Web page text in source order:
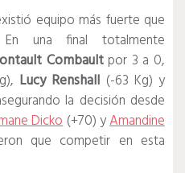
equipo más fuerte que
En una final totalmente
Combaultpor 3 a 0,
Lucy Renshall (-63 Kg) y
la decisión desde
Dicko(+70) yAmandine
que competir en esta